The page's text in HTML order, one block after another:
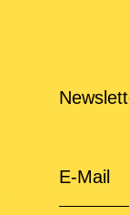
E-Mail Adresse